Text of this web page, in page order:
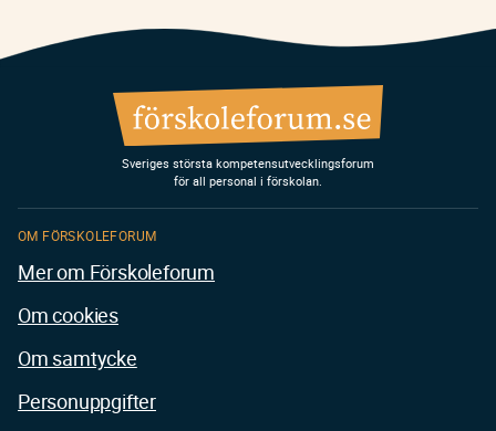
Sveriges största kompetensutvecklingsforum
för all personal i förskolan.
OM FÖRSKOLEFORUM
Mer om Förskoleforum
Om cookies
Om samtycke
Personuppgifter